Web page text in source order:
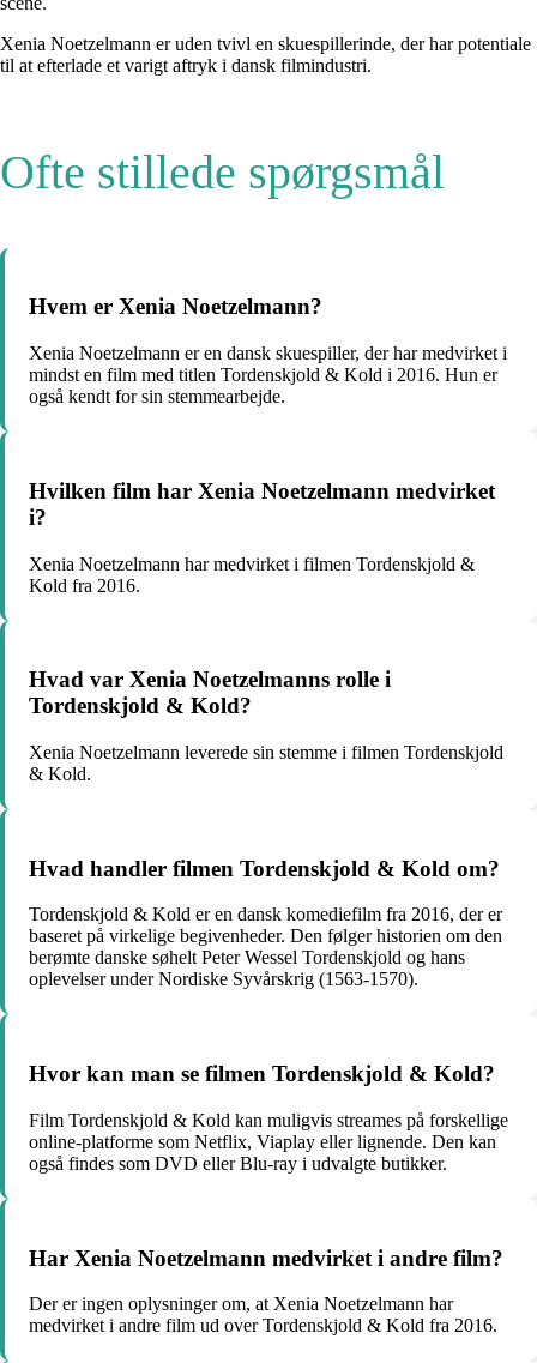
Xenia Noetzelmann er uden tvivl en skuespillerinde, der har potentiale
til at efterlade et varigt aftryk i dansk filmindustri.
Ofte stillede spørgsmål
Hvem er Xenia Noetzelmann?
Xenia Noetzelmann er en dansk skuespiller, der har medvirket i
mindst en film med titlen Tordenskjold & Kold i 2016. Hun er
også kendt for sin stemmearbejde.
Hvilken film har Xenia Noetzelmann medvirket
i?
Xenia Noetzelmann har medvirket i filmen Tordenskjold &
Kold fra 2016.
Hvad var Xenia Noetzelmanns rolle i
Tordenskjold & Kold?
Xenia Noetzelmann leverede sin stemme i filmen Tordenskjold
& Kold.
Hvad handler filmen Tordenskjold & Kold om?
Tordenskjold & Kold er en dansk komediefilm fra 2016, der er
baseret på virkelige begivenheder. Den følger historien om den
berømte danske søhelt Peter Wessel Tordenskjold og hans
oplevelser under Nordiske Syvårskrig (1563-1570).
Hvor kan man se filmen Tordenskjold & Kold?
Film Tordenskjold & Kold kan muligvis streames på forskellige
online-platforme som Netflix, Viaplay eller lignende. Den kan
også findes som DVD eller Blu-ray i udvalgte butikker.
Har Xenia Noetzelmann medvirket i andre film?
Der er ingen oplysninger om, at Xenia Noetzelmann har
medvirket i andre film ud over Tordenskjold & Kold fra 2016.